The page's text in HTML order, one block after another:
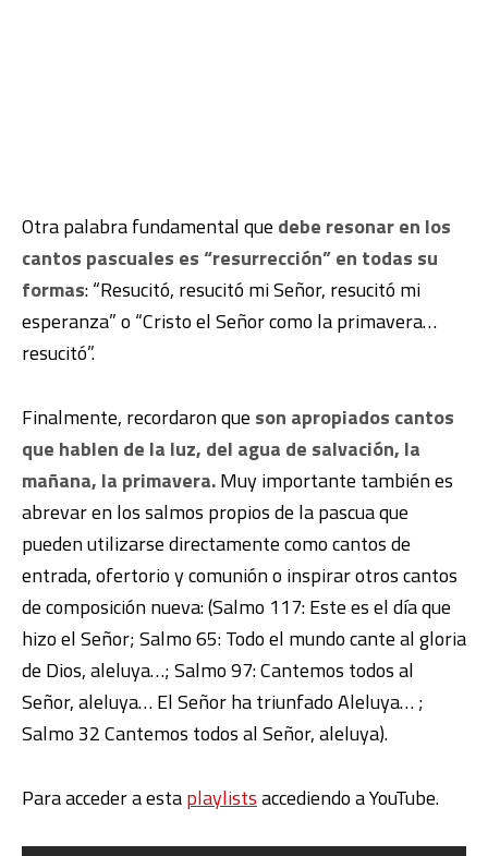
Otra palabra fundamental que debe resonar en los
cantos pascuales es “resurrección” en todas su
formas: “Resucitó, resucitó mi Señor, resucitó mi
esperanza” o “Cristo el Señor como la primavera…
resucitó”.
Finalmente, recordaron que son apropiados cantos
que hablen de la luz, del agua de salvación, la
mañana, la primavera.Muy importante también es
abrevar en los salmos propios de la pascua que
pueden utilizarse directamente como cantos de
entrada, ofertorio y comunión o inspirar otros cantos
de composición nueva: (Salmo 117: Este es el día que
hizo el Señor; Salmo 65: Todo el mundo cante al gloria
de Dios, aleluya…; Salmo 97: Cantemos todos al
Señor, aleluya… El Señor ha triunfado Aleluya… ;
Salmo 32 Cantemos todos al Señor, aleluya).
Para acceder a estaplaylistsaccediendo a YouTube.